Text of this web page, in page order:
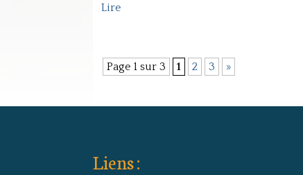
Lire
Page 1 sur 3 1 2 3 »
Liens :